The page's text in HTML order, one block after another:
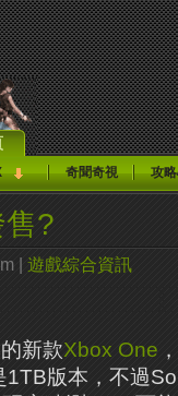
奇聞奇視 攻
?
| 遊戲綜合資訊
新款Xbox One
版本，不過